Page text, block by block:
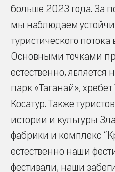
больше 2023 года. За
мы наблюдаем
туристического потока
Основными точками
естественно,
парк «Таганай»,
Косатур. Также
истории и культуры
фабрики и комплекс
естественно наши
фестивали, наши